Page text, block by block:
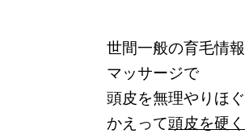
世間一般の育毛情
マッサージで
頭皮を無理やりほ
かえって頭皮を硬